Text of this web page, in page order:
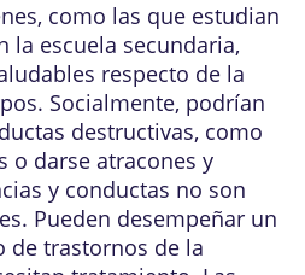
como las que estudian
la escuela secundaria,
respecto de la
Socialmente, podrían
destructivas, como
o darse atracones y
y conductas no son
Pueden desempeñar un
de trastornos de la